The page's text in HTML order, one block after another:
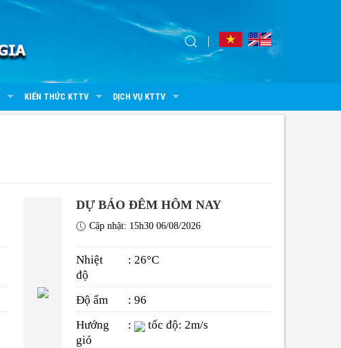
KIẾN THỨC KTTV DỊCH VỤ KTTV
DỰ BÁO ĐÊM HÔM NAY
Cập nhật: 15h30 06/08/2026
Nhiệt
độ
: 26°C
Độ ẩm
: 96
Hướng
gió
: tốc độ: 2m/s